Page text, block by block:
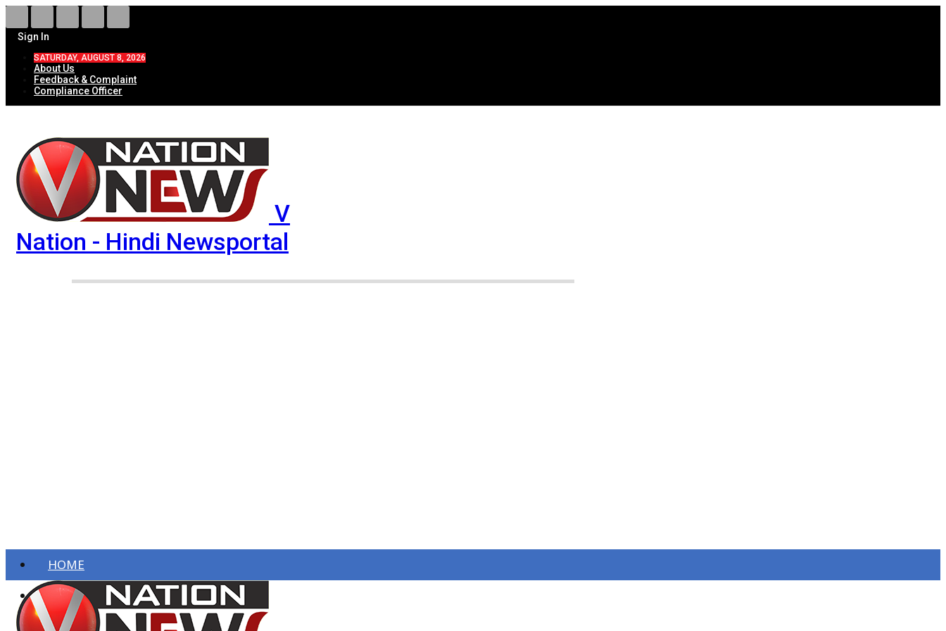
Sign In
SATURDAY, AUGUST 8, 2026
About Us
Feedback & Complaint
Compliance Officer
V
Nation - Hindi Newsportal
HOME
ताज़ा खबरें
देश